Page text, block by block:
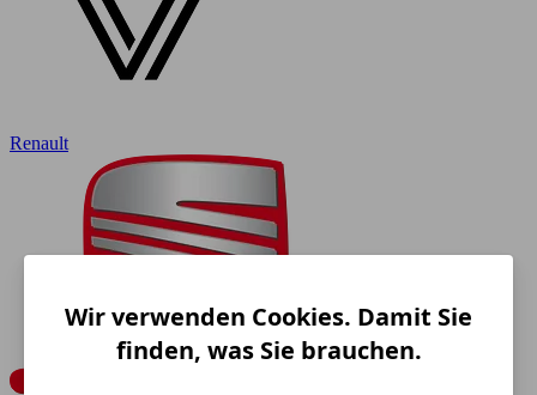
Renault
Wir verwenden Cookies. Damit Sie
finden, was Sie brauchen.